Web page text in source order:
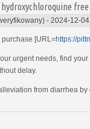
- 2024-12-
[URL=https://
urgent needs, find
delay.
from diarrhea by